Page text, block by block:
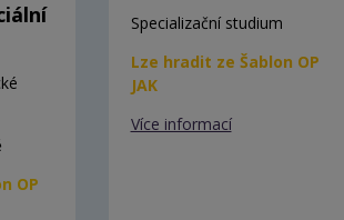
OP
Specializační studium
Lze hradit ze Šablon OP
JAK
Více informací